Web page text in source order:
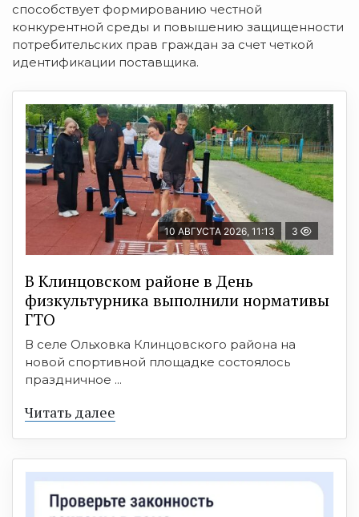
способствует формированию честной
конкурентной среды и повышению защищенности
потребительских прав граждан за счет четкой
идентификации поставщика.
10 АВГУСТА 2026, 11:13 3
В Клинцовском районе в День
физкультурника выполнили нормативы
ГТО
В селе Ольховка Клинцовского района на
новой спортивной площадке состоялось
праздничное ...
Читать далее